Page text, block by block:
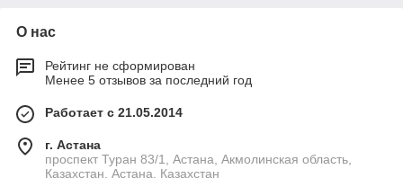
О нас
Рейтинг не сформирован
Менее 5 отзывов за последний год
Работает с 21.05.2014
г. Астана
проспект Туран 83/1, Астана, Акмолинская область,
Казахстан, Астана, Казахстан